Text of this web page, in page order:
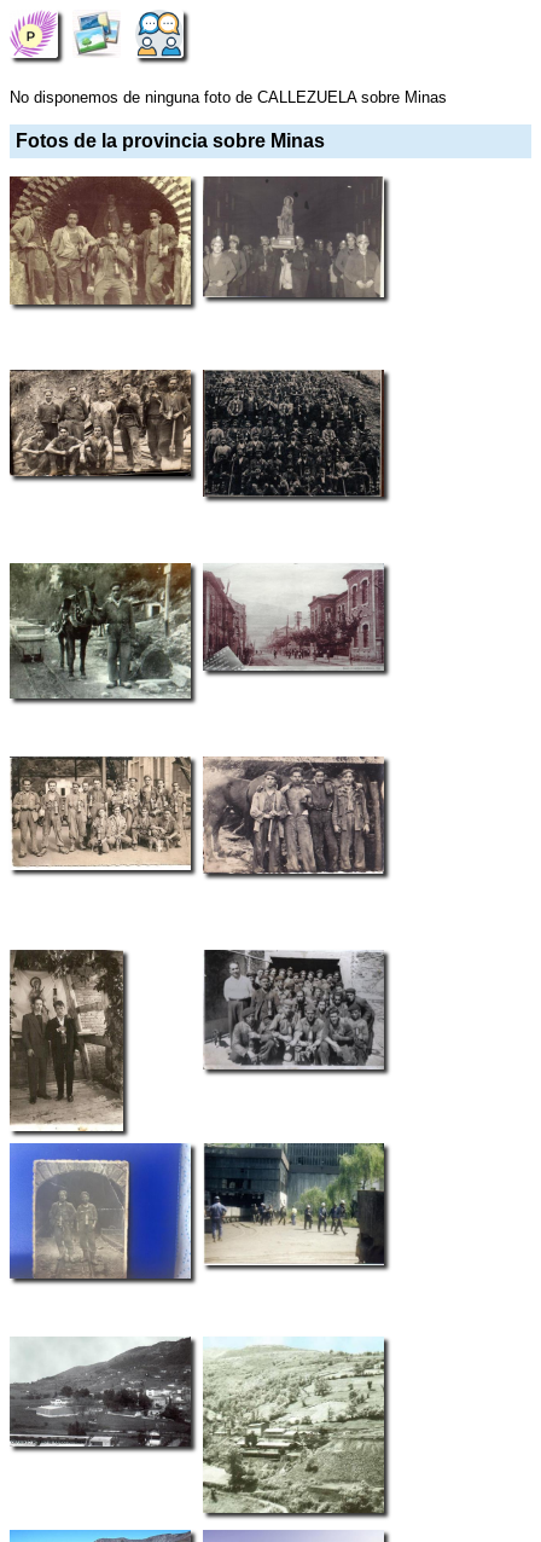
No disponemos de ninguna foto de CALLEZUELA sobre Minas
Fotos de la provincia sobre Minas